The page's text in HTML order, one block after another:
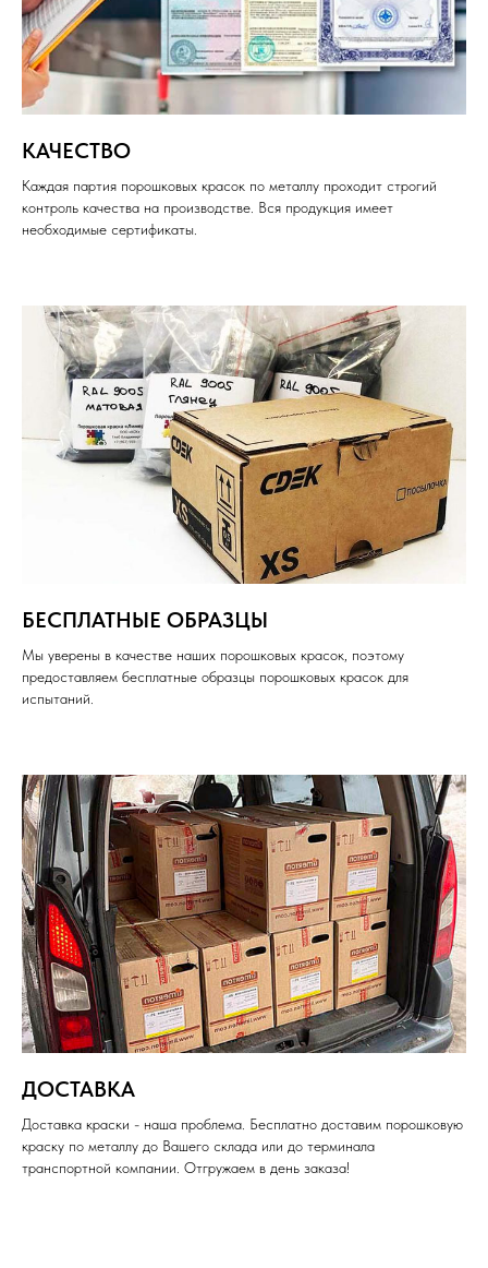
КАЧЕСТВО
Каждая партия порошковых красок по металлу проходит строгий
контроль качества на производстве. Вся продукция имеет
необходимые сертификаты.
БЕСПЛАТНЫЕ ОБРАЗЦЫ
Мы уверены в качестве наших порошковых красок, поэтому
предоставляем бесплатные образцы порошковых красок для
испытаний.
ДОСТАВКА
Доставка краски - наша проблема. Бесплатно доставим порошковую
краску по металлу до Вашего склада или до терминала
транспортной компании. Отгружаем в день заказа!